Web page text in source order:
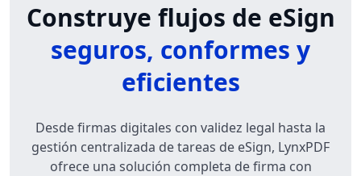
Construye flujos de eSign
seguros, conformes y
eficientes
Desde firmas digitales con validez legal hasta la
gestión centralizada de tareas de eSign, LynxPDF
ofrece una solución completa de firma con